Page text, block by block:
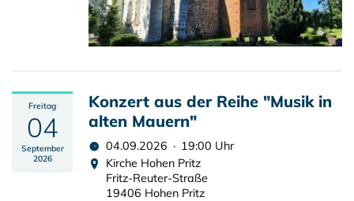
Freitag
04
September
2026
Konzert aus der Reihe "Musik in
alten Mauern"
04.09.2026 · 19:00 Uhr
Kirche Hohen Pritz
Fritz-Reuter-Straße
19406 Hohen Pritz